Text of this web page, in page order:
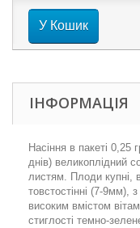
У Кошик
ІНФОРМАЦІЯ
Насіння в пакеті
днів) великоплідний
листям. Плоди купні,
товстостінні (7-
високим вмістом
стиглості темно-